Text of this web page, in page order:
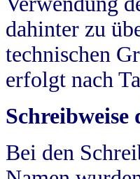
dahinter zu
technischen
erfolgt nach
Schreibweise
Bei den